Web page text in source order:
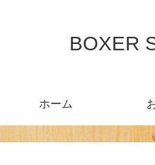
BOXER
ホーム